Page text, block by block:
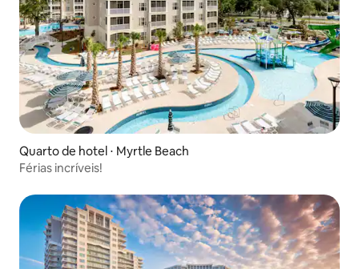
Quarto de hotel ⋅ Myrtle Beach
Férias incríveis!